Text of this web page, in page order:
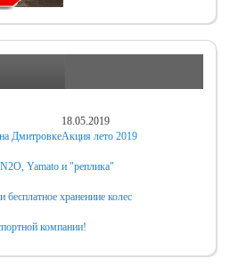
Дмитровке
18.05.2019
Акция лето 2019
Yamato и "реплика"
хранениие колес
компании!